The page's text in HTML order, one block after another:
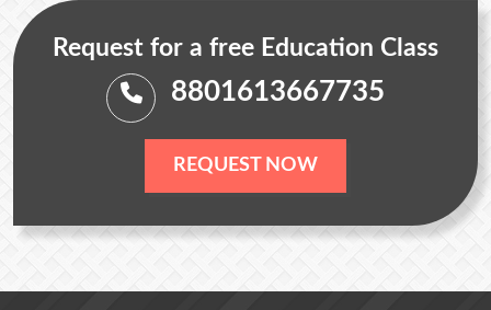
Request for a free Education Class
8801613667735
REQUEST NOW